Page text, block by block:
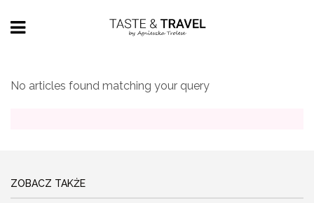
No articles found matching your query
ZOBACZ TAKŻE